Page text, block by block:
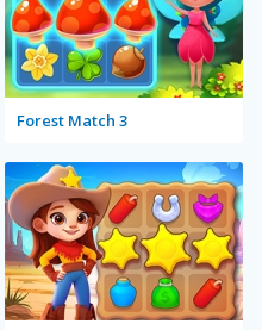
Forest Match 3